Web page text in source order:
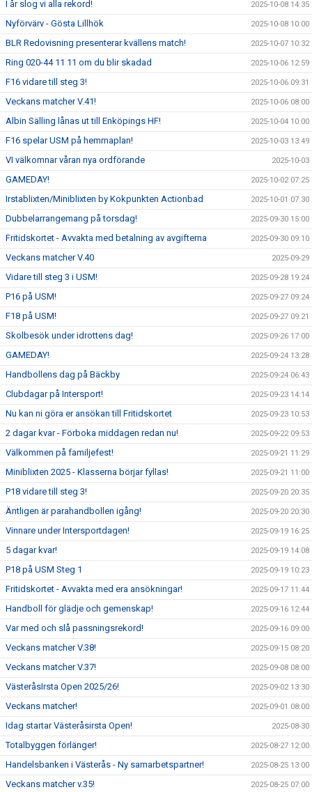
I år slog vi alla rekord! 2025-10-08 14:35
Nyförvärv - Gösta Lillhök 2025-10-08 10:00
BLR Redovisning presenterar kvällens match! 2025-10-07 10:32
Ring 020-44 11 11 om du blir skadad 2025-10-06 12:59
F16 vidare till steg 3! 2025-10-06 09:31
Veckans matcher V.41! 2025-10-06 08:00
Albin Sälling lånas ut till Enköpings HF! 2025-10-04 10:00
F16 spelar USM på hemmaplan! 2025-10-03 13:49
VI välkomnar våran nya ordförande 2025-10-03
GAMEDAY! 2025-10-02 07:25
Irstablixten/Miniblixten by Kokpunkten Actionbad 2025-10-01 07:30
Dubbelarrangemang på torsdag! 2025-09-30 15:00
Fritidskortet - Avvakta med betalning av avgifterna 2025-09-30 09:10
Veckans matcher V.40 2025-09-29
Vidare till steg 3 i USM! 2025-09-28 19:24
P16 på USM! 2025-09-27 09:24
F18 på USM! 2025-09-27 09:21
Skolbesök under idrottens dag! 2025-09-26 17:00
GAMEDAY! 2025-09-24 13:28
Handbollens dag på Bäckby 2025-09-24 06:43
Clubdagar på Intersport! 2025-09-23 14:14
Nu kan ni göra er ansökan till Fritidskortet 2025-09-23 10:53
2 dagar kvar - Förboka middagen redan nu! 2025-09-22 09:53
Välkommen på familjefest! 2025-09-21 11:29
Miniblixten 2025 - Klasserna börjar fyllas! 2025-09-21 11:00
P18 vidare till steg 3! 2025-09-20 20:35
Äntligen är parahandbollen igång! 2025-09-20 20:30
Vinnare under Intersportdagen! 2025-09-19 16:25
5 dagar kvar! 2025-09-19 14:08
P18 på USM Steg 1 2025-09-19 10:23
Fritidskortet - Avvakta med era ansökningar! 2025-09-17 11:44
Handboll för glädje och gemenskap! 2025-09-16 12:44
Var med och slå passningsrekord! 2025-09-16 09:00
Veckans matcher V.38! 2025-09-15 08:20
Veckans matcher V.37! 2025-09-08 08:00
VästeråsIrsta Open 2025/26! 2025-09-02 13:30
Veckans matcher! 2025-09-01 08:00
Idag startar Västeråsirsta Open! 2025-08-30
Totalbyggen förlänger! 2025-08-27 12:00
Handelsbanken i Västerås - Ny samarbetspartner! 2025-08-25 13:00
Veckans matcher v.35! 2025-08-25 07:00